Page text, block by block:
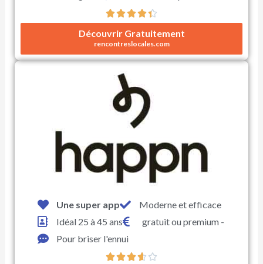

N
o
t
r
Découvrir Gratuitement
rencontreslocales.com
Une super app
Moderne et efficace
Idéal 25 à 45 ans
gratuit ou premium -
Pour briser l'ennui
 